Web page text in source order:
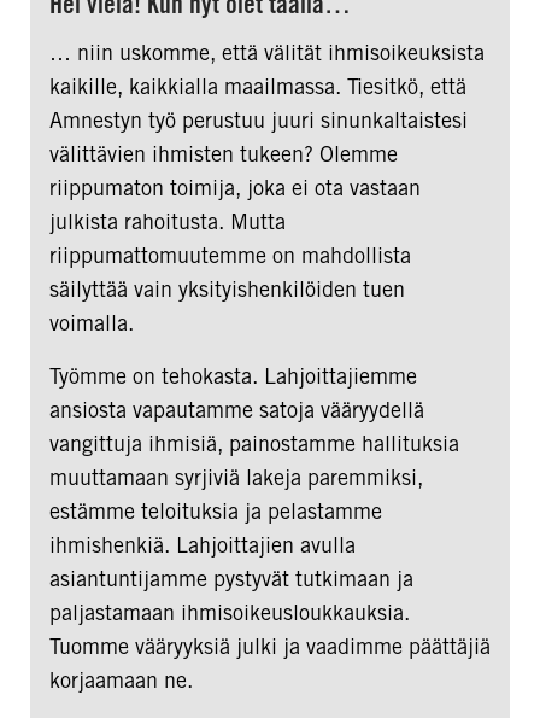
… niin uskomme, että välität ihmisoikeuksista
kaikille, kaikkialla maailmassa. Tiesitkö, että
Amnestyn työ perustuu juuri sinunkaltaistesi
välittävien ihmisten tukeen? Olemme
riippumaton toimija, joka ei ota vastaan
julkista rahoitusta. Mutta
riippumattomuutemme on mahdollista
säilyttää vain yksityishenkilöiden tuen
voimalla.
Työmme on tehokasta. Lahjoittajiemme
ansiosta vapautamme satoja vääryydellä
vangittuja ihmisiä, painostamme hallituksia
muuttamaan syrjiviä lakeja paremmiksi,
estämme teloituksia ja pelastamme
ihmishenkiä. Lahjoittajien avulla
asiantuntijamme pystyvät tutkimaan ja
paljastamaan ihmisoikeusloukkauksia.
Tuomme vääryyksiä julki ja vaadimme päättäjiä
korjaamaan ne.